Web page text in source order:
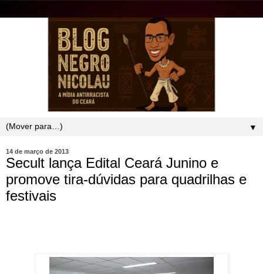
▼
14 de março de 2013
Secult lança Edital Ceará Junino e
promove tira-dúvidas para quadrilhas e
festivais